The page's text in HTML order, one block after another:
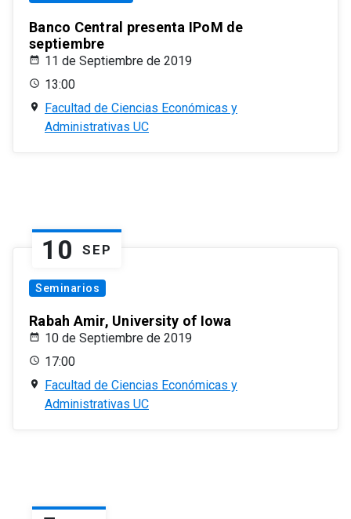
Banco Central presenta IPoM de
septiembre
11 de Septiembre de 2019
13:00
Facultad de Ciencias Económicas y
Administrativas UC
10 SEP
Seminarios
Rabah Amir, University of Iowa
10 de Septiembre de 2019
17:00
Facultad de Ciencias Económicas y
Administrativas UC